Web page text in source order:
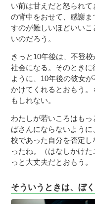
い前は甘えだと怒られ
の背中をおせて、感謝
すのが難しいほどいい
いのだろう。
きっと10年後は、不登
社会になる。そのとき
ように、10年後の彼女
かけてくれるとおもう
もしれない。
わたしが若いころはも
ばさんにならないよう
校であった自分を否定
ったね。（はなしかけ
っと大丈夫だとおもう。
そういうときは、ぼ